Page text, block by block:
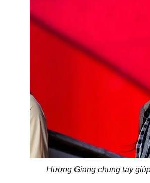
Hương Giang chung tay